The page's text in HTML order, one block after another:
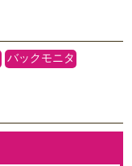
バックモニタ